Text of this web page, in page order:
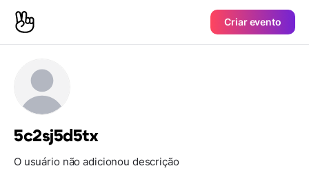
Criar evento
5c2sj5d5tx
O usuário não adicionou descrição